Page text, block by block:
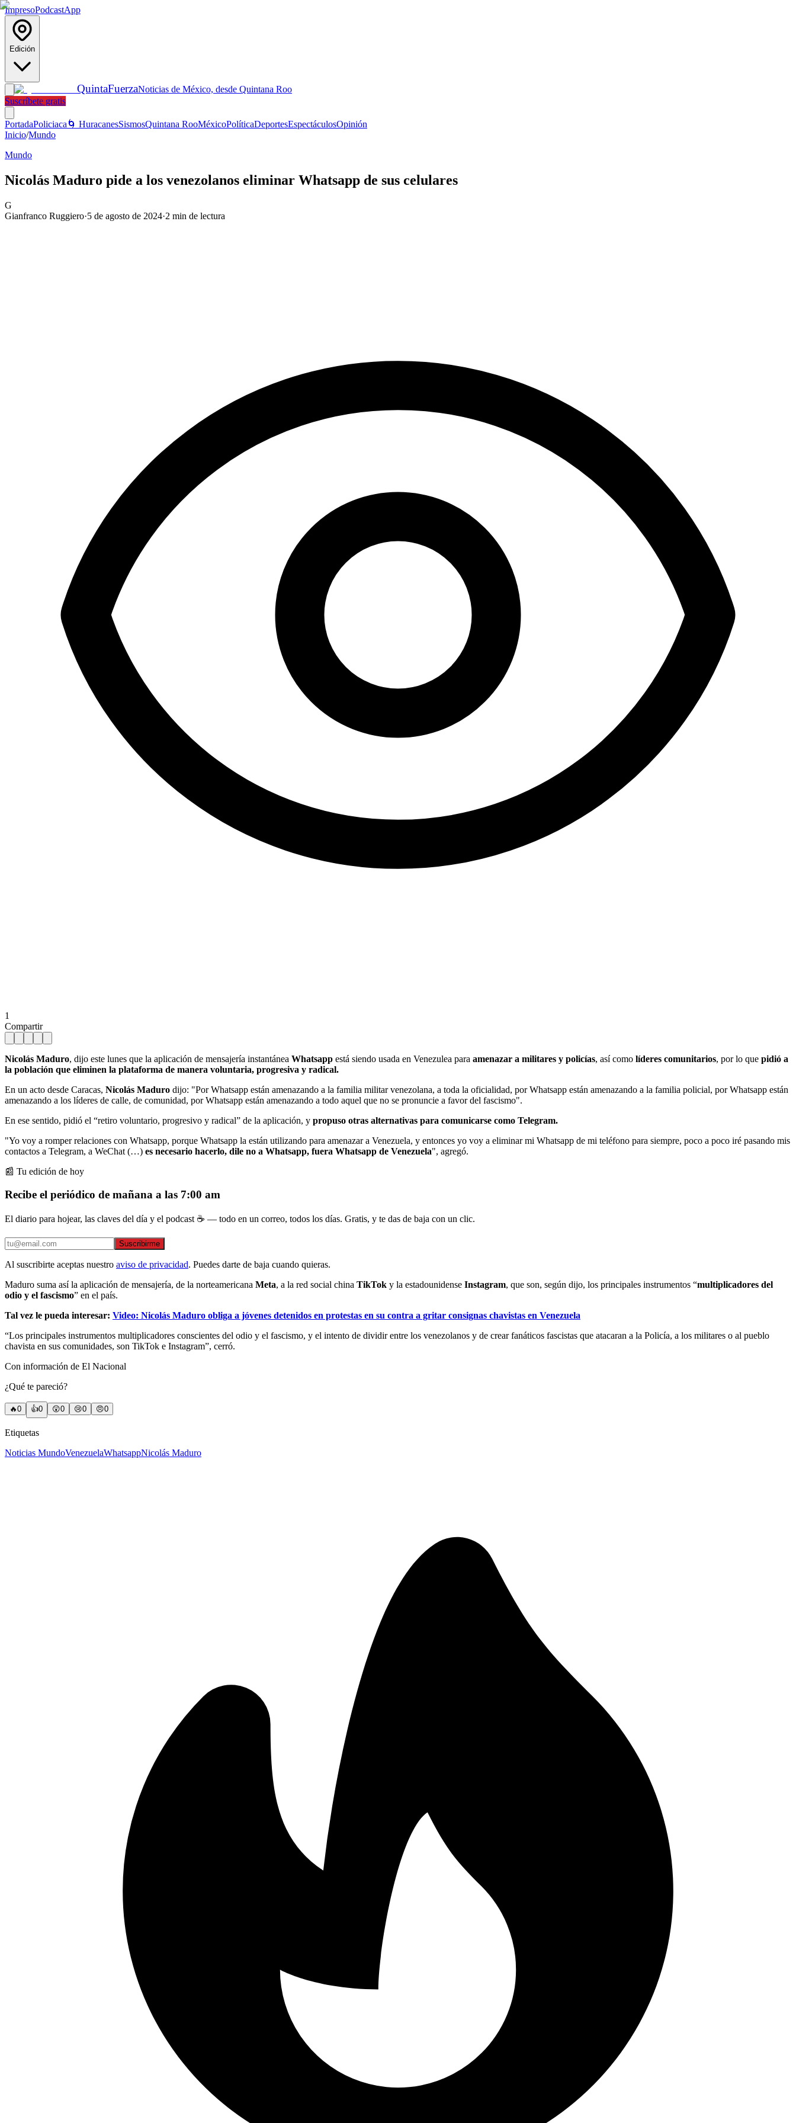
ImpresoPodcastApp
Edición
QuintaFuerzaNoticias de México, desde Quintana Roo
Suscríbete gratis
PortadaPoliciaca 🌀 HuracanesSismosQuintana RooMéxicoPolíticaDeportesEspectáculosOpinión
Inicio/Mundo
Mundo
Nicolás Maduro pide a los venezolanos eliminar Whatsapp de sus celulares
G
Gianfranco Ruggiero·5 de agosto de 2024·2 min de lectura
1
Compartir
Nicolás Maduro, dijo este lunes que la aplicación de mensajería instantánea Whatsapp está siendo usada en Venezulea para amenazar a militares y policías, así como líderes comunitarios, por lo que pidió a
la población que eliminen la plataforma de manera voluntaria, progresiva y radical.
En un acto desde Caracas, Nicolás Maduro dijo: "Por Whatsapp están amenazando a la familia militar venezolana, a toda la oficialidad, por Whatsapp están amenazando a la familia policial, por Whatsapp están
amenazando a los líderes de calle, de comunidad, por Whatsapp están amenazando a todo aquel que no se pronuncie a favor del fascismo".
En ese sentido, pidió el “retiro voluntario, progresivo y radical” de la aplicación, y propuso otras alternativas para comunicarse como Telegram.
"Yo voy a romper relaciones con Whatsapp, porque Whatsapp la están utilizando para amenazar a Venezuela, y entonces yo voy a eliminar mi Whatsapp de mi teléfono para siempre, poco a poco iré pasando mis
contactos a Telegram, a WeChat (…) es necesario hacerlo, dile no a Whatsapp, fuera Whatsapp de Venezuela", agregó.
📰 Tu edición de hoy
Recibe el periódico de mañana a las 7:00 am
El diario para hojear, las claves del día y el podcast ☕ — todo en un correo, todos los días. Gratis, y te das de baja con un clic.
Suscribirme
Al suscribirte aceptas nuestro aviso de privacidad. Puedes darte de baja cuando quieras.
Maduro suma así la aplicación de mensajería, de la norteamericana Meta, a la red social china TikTok y la estadounidense Instagram, que son, según dijo, los principales instrumentos “multiplicadores del
odio y el fascismo” en el país.
Tal vez le pueda interesar: Video: Nicolás Maduro obliga a jóvenes detenidos en protestas en su contra a gritar consignas chavistas en Venezuela
“Los principales instrumentos multiplicadores conscientes del odio y el fascismo, y el intento de dividir entre los venezolanos y de crear fanáticos fascistas que atacaran a la Policía, a los militares o al pueblo
chavista en sus comunidades, son TikTok e Instagram”, cerró.
Con información de El Nacional
¿Qué te pareció?
🔥0 👍0 😲0 😢0 😠0
Etiquetas
Noticias MundoVenezuelaWhatsappNicolás Maduro